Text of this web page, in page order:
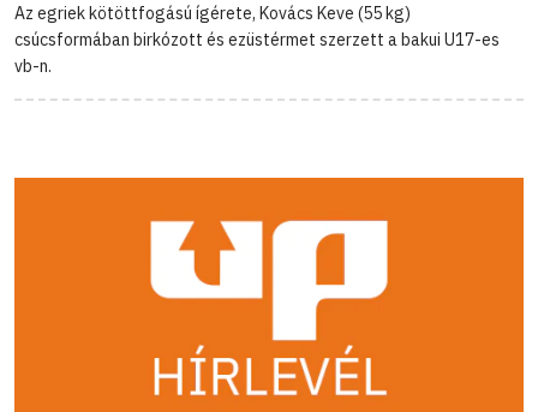
Az egriek kötöttfogású ígérete, Kovács Keve (55 kg)
csúcsformában birkózott és ezüstérmet szerzett a bakui U17-es
vb-n.